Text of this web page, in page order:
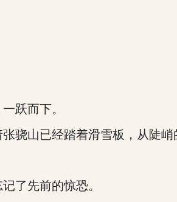
跃而下。
山已经踏着滑雪板，从陡峭
了先前的惊恐。